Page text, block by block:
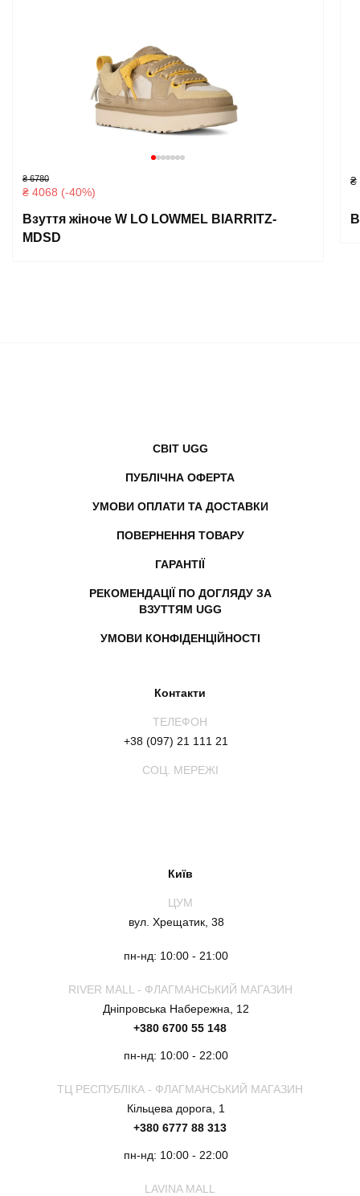
₴ 6780
₴ 4068 (-40%)
Взуття жіноче W LO LOWMEL BIARRITZ-
MDSD
₴
СВІТ UGG
ПУБЛІЧНА ОФЕРТА
УМОВИ ОПЛАТИ ТА ДОСТАВКИ
ПОВЕРНЕННЯ ТОВАРУ
ГАРАНТІЇ
РЕКОМЕНДАЦІЇ ПО ДОГЛЯДУ ЗА
ВЗУТТЯМ UGG
УМОВИ КОНФІДЕНЦІЙНОСТІ
Контакти
ТЕЛЕФОН
+38 (097) 21 111 21
СОЦ. МЕРЕЖІ
Київ
ЦУМ
вул. Хрещатик, 38
пн-нд: 10:00 - 21:00
RIVER MALL - ФЛАГМАНСЬКИЙ МАГАЗИН
Дніпровська Набережна, 12
+380 6700 55 148
пн-нд: 10:00 - 22:00
ТЦ РЕСПУБЛІКА - ФЛАГМАНСЬКИЙ МАГАЗИН
Кільцева дорога, 1
+380 6777 88 313
пн-нд: 10:00 - 22:00
LAVINA MALL